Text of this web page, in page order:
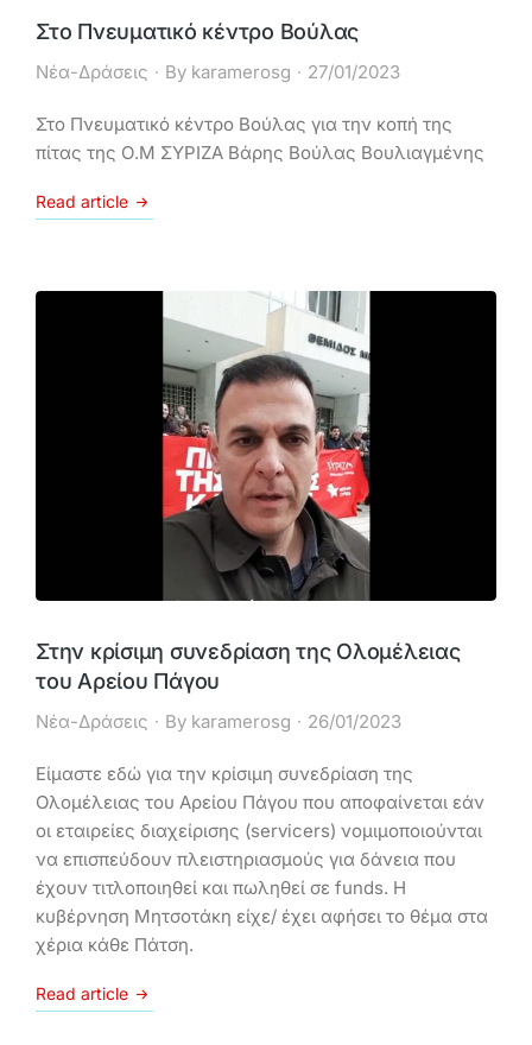
Στο Πνευματικό κέντρο Βούλας
Νέα-Δράσεις By karamerosg 27/01/2023
Στο Πνευματικό κέντρο Βούλας για την κοπή της
πίτας της Ο.Μ ΣΥΡΙΖΑ Βάρης Βούλας Βουλιαγμένης
Read article
Στην κρίσιμη συνεδρίαση της Ολομέλειας
του Αρείου Πάγου
Νέα-Δράσεις By karamerosg 26/01/2023
Είμαστε εδώ για την κρίσιμη συνεδρίαση της
Ολομέλειας του Αρείου Πάγου που αποφαίνεται εάν
οι εταιρείες διαχείρισης (servicers) νομιμοποιούνται
να επισπεύδουν πλειστηριασμούς για δάνεια που
έχουν τιτλοποιηθεί και πωληθεί σε funds. Η
κυβέρνηση Μητσοτάκη είχε/ έχει αφήσει το θέμα στα
χέρια κάθε Πάτση.
Read article